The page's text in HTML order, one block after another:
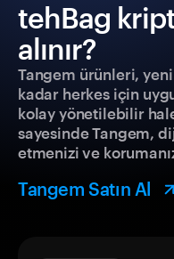
tehBag
alınır?
Tangem ürünleri,
kadar herkes için
kolay yönetilebilir
sayesinde Tangem,
etmenizi ve
Tangem Satın Al